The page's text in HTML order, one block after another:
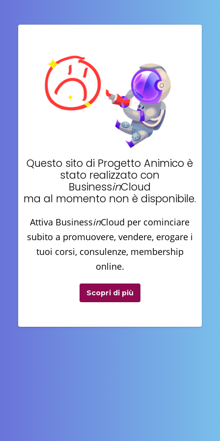
Questo sito di Progetto Animico è
stato realizzato con
BusinessinCloud
ma al momento non è disponibile.
Attiva BusinessinCloud per cominciare
subito a promuovere, vendere, erogare i
tuoi corsi, consulenze, membership
online.
Scopri di più